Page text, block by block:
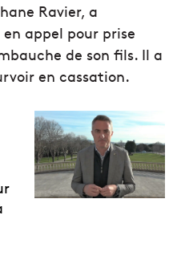
Ravier, a
appel pour prise
de son fils. Il a
en cassation.